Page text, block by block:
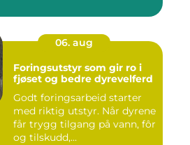
06. aug
Foringsutstyr som gir ro i
fjøset og bedre dyrevelferd
Godt foringsarbeid starter
med riktig utstyr. Når dyrene
får trygg tilgang på vann, fôr
og tilskudd,...